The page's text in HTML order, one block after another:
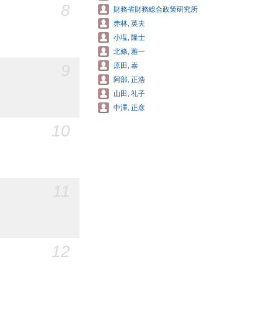
8
10
12
財務省財務総合政策研究所
赤林, 英夫
小塩, 隆士
北條, 雅一
原田, 泰
阿部, 正浩
山田, 礼子
中澤, 正彦